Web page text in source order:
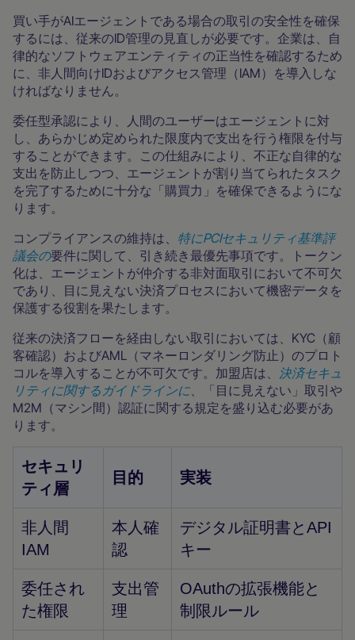
買い手がAIエージェントである場合の取引の安全性を確保
するには、従来のID管理の見直しが必要です。企業は、自
律的なソフトウェアエンティティの正当性を確認するため
に、非人間向けIDおよびアクセス管理（IAM）を導入しな
ければなりません。
委任型承認により、人間のユーザーはエージェントに対
し、あらかじめ定められた限度内で支出を行う権限を付与
することができます。この仕組みにより、不正な自律的な
支出を防止しつつ、エージェントが割り当てられたタスク
を完了するために十分な「購買力」を確保できるようにな
ります。
コンプライアンスの維持は、 特にPCIセキュリティ基準評
議会の要件に関して、引き続き最優先事項です。トークン
化は、エージェントが仲介する非対面取引において不可欠
であり、目に見えない決済プロセスにおいて機密データを
保護する役割を果たします。
従来の決済フローを経由しない取引においては、KYC（顧
客確認）およびAML（マネーロンダリング防止）のプロト
コルを導入することが不可欠です。加盟店は、 決済セキュ
リティに関するガイドラインに、「目に見えない」取引や
M2M（マシン間）認証に関する規定を盛り込む必要があ
ります。
セキュリ
ティ層
目的 実装
非人間
IAM
本人確
認
デジタル証明書とAPI
キー
委任され
た権限
支出管
理
OAuthの拡張機能と
制限ルール